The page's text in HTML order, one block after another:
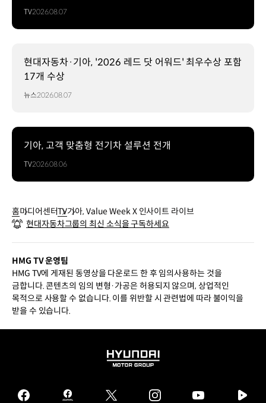
TV2026.08.07
현대자동차·기아, '2026 레드 닷 어워드' 최우수상 포함
17개 수상
뉴스2026.08.07
기아, 고객 맞춤형 전기차 설루션 전개
TV2026.08.06
홈미디어센터TV기아, Value Week X 인사이트 라이브
현대자동차그룹의 최신 소식을 구독하세요
HMG TV 운영팀
HMG TV에 게재된 동영상을 다운로드 한 후 임의사용하는 것을
금합니다. 콘텐츠의 임의 변형·가공은 허용되지 않으며, 상업적인
목적으로 사용할 수 없습니다. 이를 위반할 시 관련법에 따라 불이익을
받을 수 있습니다.
HYUNDAI
GROUP